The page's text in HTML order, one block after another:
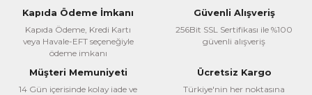
Ürün resmi kalitesiz, bozuk veya görüntülenemiyor.
Ürün açıklamasında eksik bilgiler bulunuyor.
Ürün bilgilerinde hatalar bulunuyor.
Kapıda Ödeme İmkanı
Kapıda Ödeme, Kredi Kartı
veya Havale-EFT seçeneğiyle
ödeme imkanı
Güvenli Alışveriş
256Bit SSL Sertifikası ile %100
güvenli alışveriş
Müşteri Memuniyeti
14 Gün içerisinde kolay iade ve
Ücretsiz Kargo
Türkiye'nin her noktasına